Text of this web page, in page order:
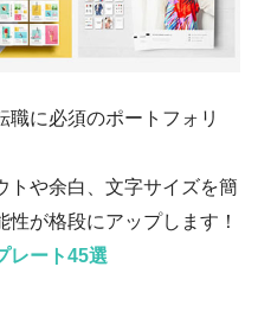
職に必須のポートフォリ
トや余白、文字サイズを簡
が格段にアップします！
レート45選